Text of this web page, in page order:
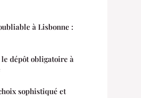
à Lisbonne :
dépôt obligatoire à
sophistiqué et